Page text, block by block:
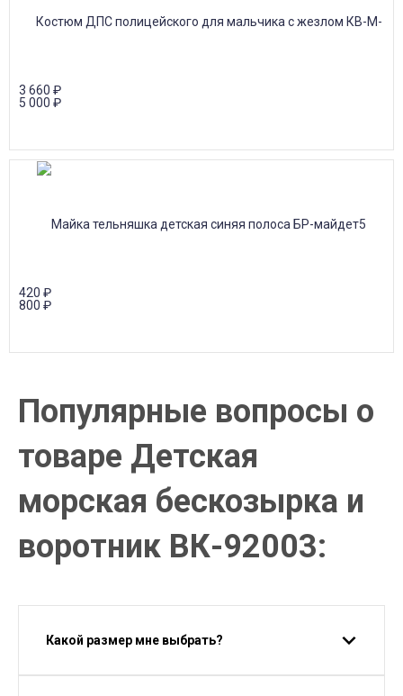
3 660 ₽
5 000 ₽
420 ₽
800 ₽
Популярные вопросы о
товаре Детская
морская бескозырка и
воротник ВК-92003:
Какой размер мне выбрать?